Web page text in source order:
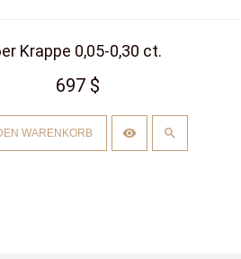
Krappe 0,05-0,30 ct.
697 $
WARENKORB